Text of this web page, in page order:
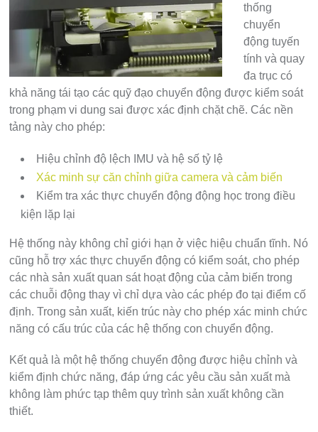
thống
chuyển
động tuyến
tính và quay
đa trục có
khả năng tái tạo các quỹ đạo chuyển động được kiểm soát
trong phạm vi dung sai được xác định chặt chẽ. Các nền
tảng này cho phép:
Hiệu chỉnh độ lệch IMU và hệ số tỷ lệ
Xác minh sự căn chỉnh giữa camera và cảm biến
Kiểm tra xác thực chuyển động động học trong điều
kiện lặp lại
Hệ thống này không chỉ giới hạn ở việc hiệu chuẩn tĩnh. Nó
cũng hỗ trợ xác thực chuyển động có kiểm soát, cho phép
các nhà sản xuất quan sát hoạt động của cảm biến trong
các chuỗi động thay vì chỉ dựa vào các phép đo tại điểm cố
định. Trong sản xuất, kiến ​​trúc này cho phép xác minh chức
năng có cấu trúc của các hệ thống con chuyển động.
Kết quả là một hệ thống chuyển động được hiệu chỉnh và
kiểm định chức năng, đáp ứng các yêu cầu sản xuất mà
không làm phức tạp thêm quy trình sản xuất không cần
thiết.